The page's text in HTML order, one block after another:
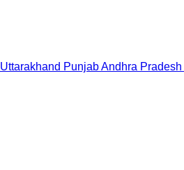
Uttarakhand PunjabAndhra Pradesh